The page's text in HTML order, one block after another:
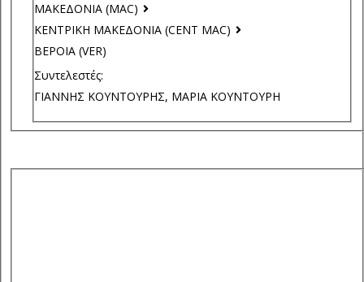
ΜΑΚΕΔΟΝΙΑ (MAC)
ΚΕΝΤΡΙΚΗ ΜΑΚΕΔΟΝΙΑ (CENT MAC)
ΒΕΡΟΙΑ (VER)
Συντελεστές:
ΓΙΑΝΝΗΣ ΚΟΥΝΤΟΥΡΗΣ, ΜΑΡΙΑ ΚΟΥΝΤΟΥΡΗ